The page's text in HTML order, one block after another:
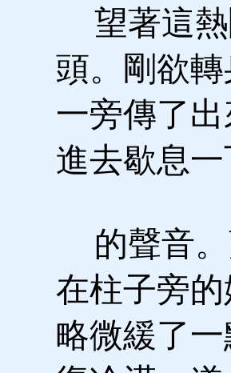
望著這熱
頭。剛欲
一旁傳了
進去歇息一
的聲音。
在柱子旁
略微緩了